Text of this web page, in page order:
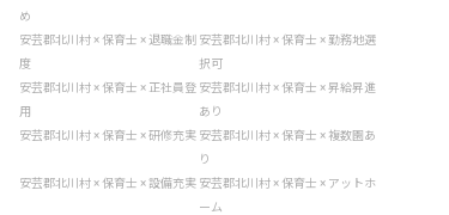
め
安芸郡北川村 × 保育士 × 退職金制
度
安芸郡北川村 × 保育士 × 勤務地選
択可
安芸郡北川村 × 保育士 × 正社員登
用
安芸郡北川村 × 保育士 × 昇給昇進
あり
安芸郡北川村 × 保育士 × 研修充実 安芸郡北川村 × 保育士 × 複数園あ
り
安芸郡北川村 × 保育士 × 設備充実 安芸郡北川村 × 保育士 × アットホ
ーム